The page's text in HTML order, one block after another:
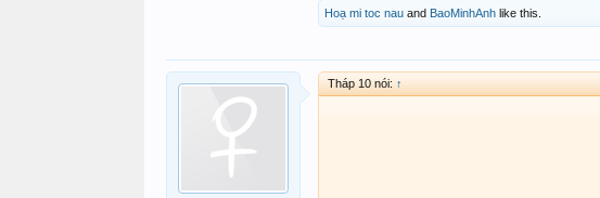
Hoạ mi toc nau and BaoMinhAnh like this.
Tháp 10 nói: ↑